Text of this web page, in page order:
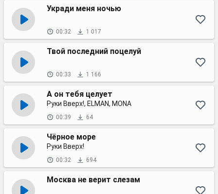
Укради меня ночью
00:32 1 017
Твой последний поцелуй
00:33 1 166
А он тебя целует
Руки Вверх!, ELMAN, MONA
00:39 64
Чёрное море
Руки Вверх!
00:32 694
Москва не верит слезам